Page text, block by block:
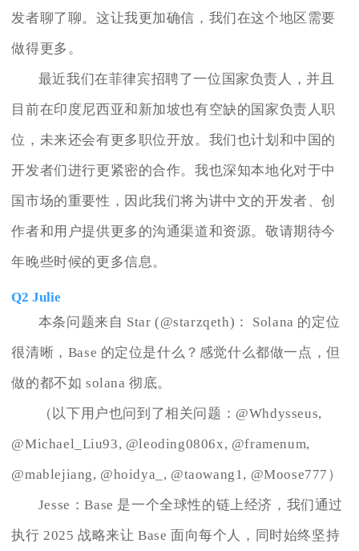
发者聊了聊。这让我更加确信，我们在这个地区需要
做得更多。
最近我们在菲律宾招聘了一位国家负责人，并且
目前在印度尼西亚和新加坡也有空缺的国家负责人职
位，未来还会有更多职位开放。我们也计划和中国的
开发者们进行更紧密的合作。我也深知本地化对于中
国市场的重要性，因此我们将为讲中文的开发者、创
作者和用户提供更多的沟通渠道和资源。敬请期待今
年晚些时候的更多信息。
Q2 Julie
本条问题来自 Star (@starzqeth)： Solana 的定位
很清晰，Base 的定位是什么？感觉什么都做一点，但
做的都不如 solana 彻底。
（以下用户也问到了相关问题：@Whdysseus,
@Michael_Liu93, @leoding0806x, @framenum,
@mablejiang, @hoidya_, @taowang1, @Moose777）
Jesse：Base 是一个全球性的链上经济，我们通过
执行 2025 战略来让 Base 面向每个人，同时始终坚持